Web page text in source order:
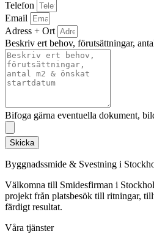
Telefon
Email
Adress + Ort
Beskriv ert behov, förutsättningar,
Bifoga gärna eventuella dokument,
Skicka
Byggnadssmide & Svestning i
Välkomna till Smidesfirman i
projekt från platsbesök till ritningar,
färdigt resultat.
Våra tjänster